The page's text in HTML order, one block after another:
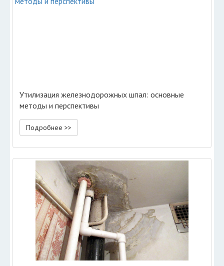
Утилизация железнодорожных шпал: основные
методы и перспективы
Подробнее >>